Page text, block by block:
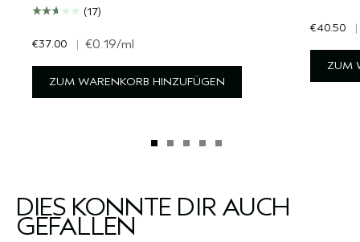
(17)
€37.00 | €0.19/ml
ZUM WARENKORB HINZUFÜGEN
€40.50 |
ZUM
DIES KÖNNTE DIR AUCH
GEFALLEN